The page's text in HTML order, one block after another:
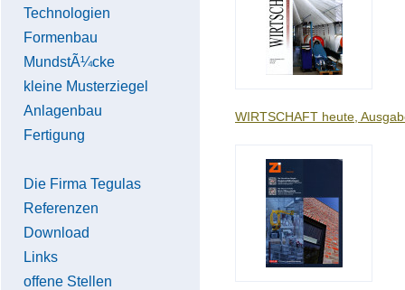
Technologien
Formenbau
MundstÃ¼cke
kleine Musterziegel
Anlagenbau
Fertigung
Die Firma Tegulas
Referenzen
Download
Links
offene Stellen
WIRTSCHAFT heute,